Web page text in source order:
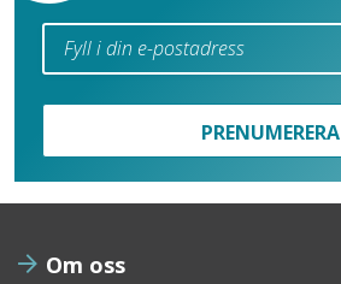
PRENUMERERA
Om oss